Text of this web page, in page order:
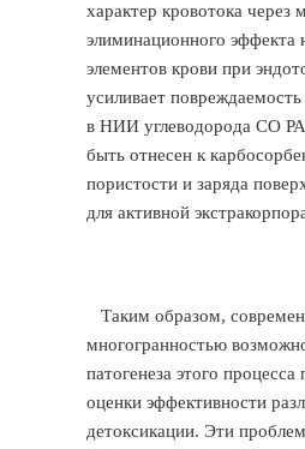
характер кровотока
элиминационного
элементов крови при
усиливает
в НИИ углеводорода СО
быть отнесен к
пористости и заряда
для активной
Таким образом,
многогранностью
патогенеза этого
оценки эффективности
детоксикации. Эти